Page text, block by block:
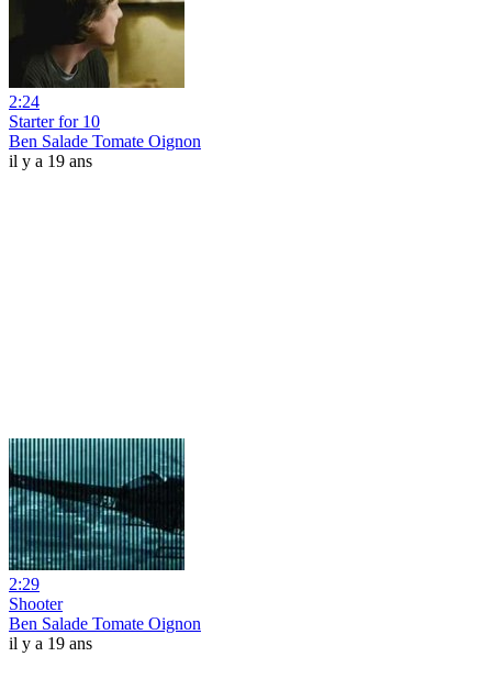
2:24
Starter for 10
Ben Salade Tomate Oignon
il y a 19 ans
2:29
Shooter
Ben Salade Tomate Oignon
il y a 19 ans